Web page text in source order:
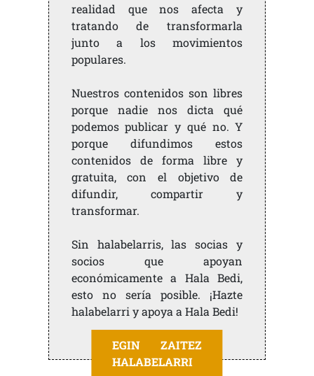
realidad que nos afecta y
tratando de transformarla
junto a los movimientos
populares.
Nuestros contenidos son libres
porque nadie nos dicta qué
podemos publicar y qué no. Y
porque difundimos estos
contenidos de forma libre y
gratuita, con el objetivo de
difundir, compartir y
transformar.
Sin halabelarris, las socias y
socios que apoyan
económicamente a Hala Bedi,
esto no sería posible. ¡Hazte
halabelarri y apoya a Hala Bedi!
EGIN ZAITEZ
HALABELARRI